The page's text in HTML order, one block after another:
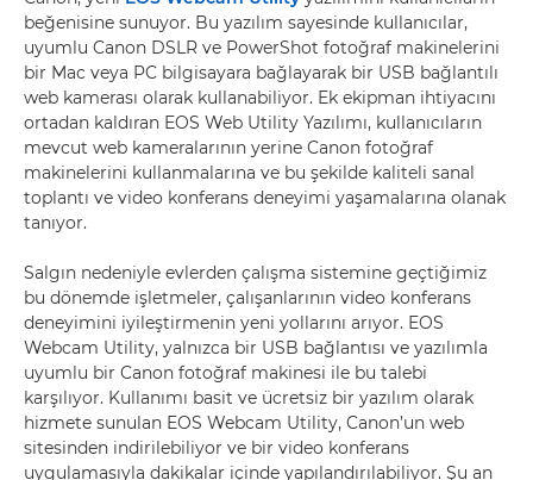
beğenisine sunuyor. Bu yazılım sayesinde kullanıcılar,
uyumlu Canon DSLR ve PowerShot fotoğraf makinelerini
bir Mac veya PC bilgisayara bağlayarak bir USB bağlantılı
web kamerası olarak kullanabiliyor. Ek ekipman ihtiyacını
ortadan kaldıran EOS Web Utility Yazılımı, kullanıcıların
mevcut web kameralarının yerine Canon fotoğraf
makinelerini kullanmalarına ve bu şekilde kaliteli sanal
toplantı ve video konferans deneyimi yaşamalarına olanak
tanıyor.
Salgın nedeniyle evlerden çalışma sistemine geçtiğimiz
bu dönemde işletmeler, çalışanlarının video konferans
deneyimini iyileştirmenin yeni yollarını arıyor. EOS
Webcam Utility, yalnızca bir USB bağlantısı ve yazılımla
uyumlu bir Canon fotoğraf makinesi ile bu talebi
karşılıyor. Kullanımı basit ve ücretsiz bir yazılım olarak
hizmete sunulan EOS Webcam Utility, Canon’un web
sitesinden indirilebiliyor ve bir video konferans
uygulamasıyla dakikalar içinde yapılandırılabiliyor. Şu an